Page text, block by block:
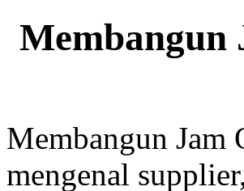
Membangun
mengenal